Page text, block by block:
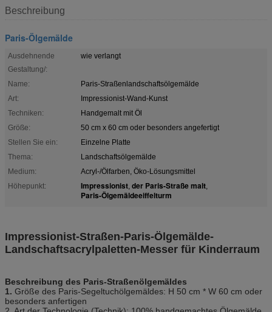
Beschreibung
Paris-Ölgemälde
Ausdehnende
Gestaltung/:
wie verlangt
Name:
Paris-Straßenlandschaftsölgemälde
Art:
Impressionist-Wand-Kunst
Techniken:
Handgemalt mit Öl
Größe:
50 cm x 60 cm oder besonders angefertigt
Stellen Sie ein:
Einzelne Platte
Thema:
Landschaftsölgemälde
Medium:
Acryl-/Ölfarben, Öko-Lösungsmittel
Höhepunkt:
Impressionist, der Paris-Straße malt,
Paris-Ölgemäldeeiffelturm
Impressionist-Straßen-Paris-Ölgemälde-
Landschaftsacrylpaletten-Messer für Kinderraum
Beschreibung des Paris-Straßenölgemäldes
1. Größe des Paris-Segeltuchölgemäldes: H 50 cm * W 60 cm oder
besonders anfertigen